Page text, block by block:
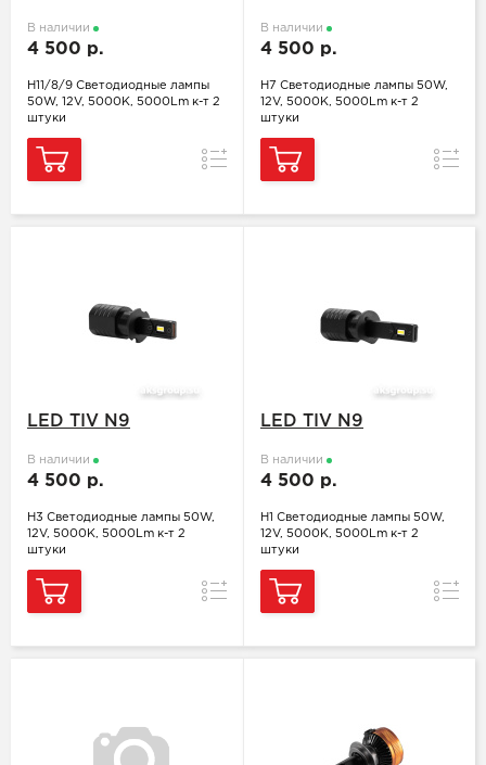
В наличии
4 500 р.
H11/8/9 Светодиодные лампы
50W, 12V, 5000K, 5000Lm к-т 2
штуки
Сравнение
В наличии
4 500 р.
H7 Светодиодные лампы 50W,
12V, 5000K, 5000Lm к-т 2
штуки
LED TIV N9
В наличии
4 500 р.
H3 Светодиодные лампы 50W,
12V, 5000K, 5000Lm к-т 2
штуки
Сравнение
LED TIV N9
В наличии
4 500 р.
H1 Светодиодные лампы 50W,
12V, 5000K, 5000Lm к-т 2
штуки